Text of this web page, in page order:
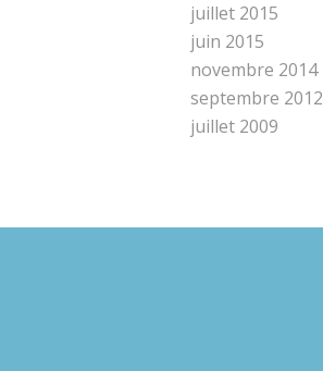
juillet 2015
juin 2015
novembre 2014
septembre 2012
juillet 2009